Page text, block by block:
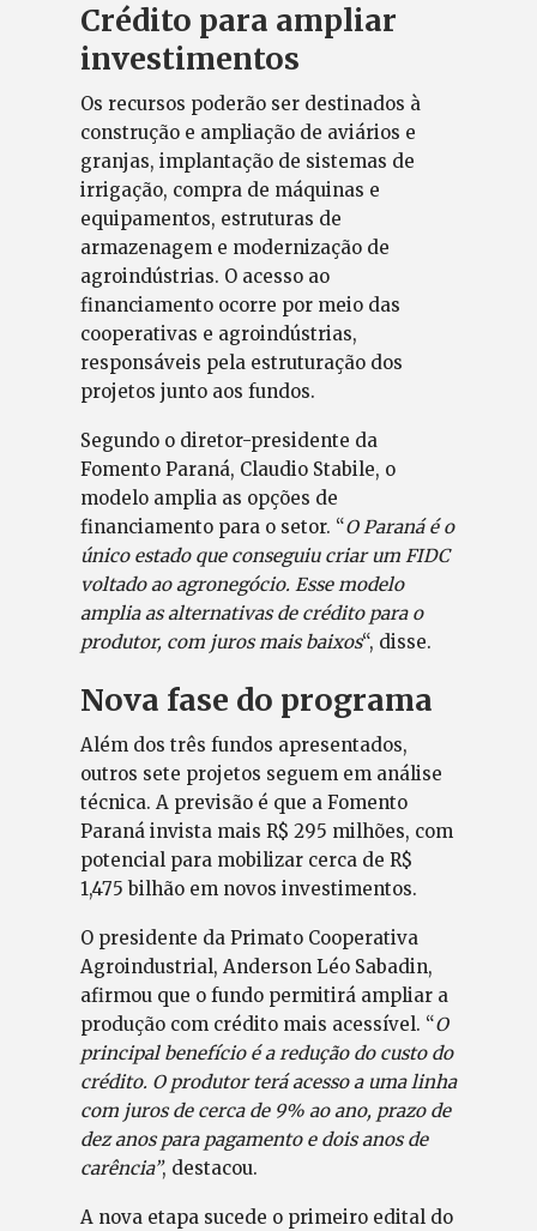
Crédito para ampliar
investimentos
Os recursos poderão ser destinados à
construção e ampliação de aviários e
granjas, implantação de sistemas de
irrigação, compra de máquinas e
equipamentos, estruturas de
armazenagem e modernização de
agroindústrias. O acesso ao
financiamento ocorre por meio das
cooperativas e agroindústrias,
responsáveis pela estruturação dos
projetos junto aos fundos.
Segundo o diretor-presidente da
Fomento Paraná, Claudio Stabile, o
modelo amplia as opções de
financiamento para o setor. “O Paraná é o
único estado que conseguiu criar um FIDC
voltado ao agronegócio. Esse modelo
amplia as alternativas de crédito para o
produtor, com juros mais baixos“, disse.
Nova fase do programa
Além dos três fundos apresentados,
outros sete projetos seguem em análise
técnica. A previsão é que a Fomento
Paraná invista mais R$ 295 milhões, com
potencial para mobilizar cerca de R$
1,475 bilhão em novos investimentos.
O presidente da Primato Cooperativa
Agroindustrial, Anderson Léo Sabadin,
afirmou que o fundo permitirá ampliar a
produção com crédito mais acessível. “O
principal benefício é a redução do custo do
crédito. O produtor terá acesso a uma linha
com juros de cerca de 9% ao ano, prazo de
dez anos para pagamento e dois anos de
carência”, destacou.
A nova etapa sucede o primeiro edital do